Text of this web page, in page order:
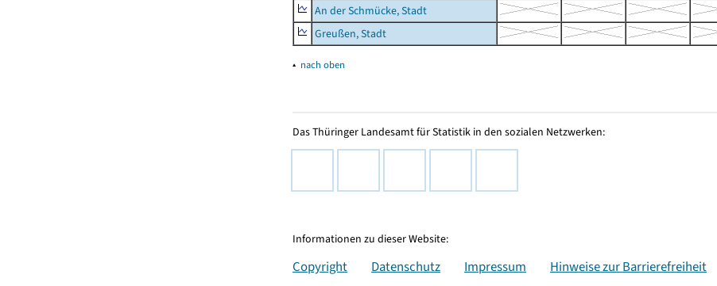
An der Schmücke, Stadt
Greußen, Stadt
▴ nach oben
Das Thüringer Landesamt für Statistik in den sozialen Netzwerken:
Informationen zu dieser Website:
Copyright Datenschutz Impressum Hinweise zur Barrierefreiheit